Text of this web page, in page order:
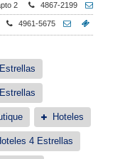
2 4867-2199
4961-5675
Hoteles
4 Estrellas